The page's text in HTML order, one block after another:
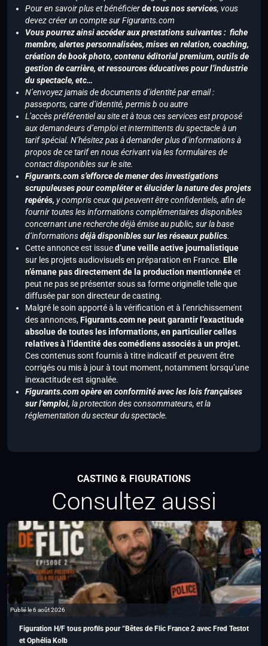
Pour en savoir plus et bénéficierde tous nos services, vous
devez créer un compte sur Figurants.com
Vous pourrez ainsi accéder aux prestations suivantes : fiche
membre, alertes personnalisées, mises en relation, coaching,
création de book photo, contenu éditorial premium, outils de
gestion de carrière, et ressources éducatives pour l’industrie
du spectacle, etc…
N’envoyez jamais de documents d’identité par email :
passeports, carte d’identité, permis b ou autre
L’accès préférentiel au site et à tous ces services est proposé
aux demandeurs d’emploi et intermittents du spectacle à un
tarif spécial. N’hésitez pas à demander plus d’informations à
propos de ce tarif en nous écrivant via les formulaires de
contact disponibles sur le site.
Figurants.com s’efforce de mener des investigations
scrupuleuses pour compléter et élucider la nature des projets
repérés, y compris ceux qui peuvent être confidentiels, afin de
fournir toutes les informations complémentaires disponibles
concernant une recherche déjà émise au public, sur la base
d’informationsdéjà disponibles sur les réseaux publics.
Cette annonce est issued’une veille active journalistique
sur les projets audiovisuels en préparation en France. Elle
n’émane pas directement de la production mentionnéeet
peut ne pas se présenter sous sa forme originelle telle que
diffusée par son directeur de casting.
Malgré le soin apporté à la vérification et à l’enrichissement
des annonces,Figurants.com ne peut garantir l’exactitude
absolue de toutes les informations, en particulier celles
relatives à l’identité des comédiens associés à un projet.
Ces contenus sont fournis à titre indicatif et peuvent être
corrigés ou mis à jour à tout moment, notamment lorsqu’une
inexactitude est signalée.
Figurants.com opère en conformité avec les lois françaises
sur l’emploi, la protection des consommateurs, et la
réglementation du secteur du spectacle.
CASTING & FIGURATIONS
Consultez aussi
Publié le 6 août 2026
Figuration H/F tous profils pour “Bêtes de Flic France 2 avec Fred Testot
et Ophélia Kolb